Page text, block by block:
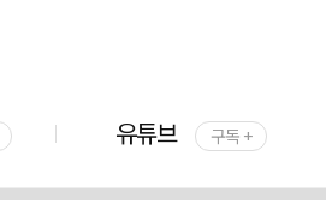
유튜브 구독 +